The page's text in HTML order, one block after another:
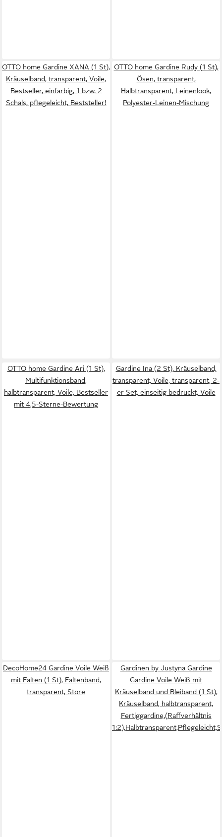
OTTO home Gardine XANA (1 St),
Kräuselband, transparent, Voile,
Bestseller, einfarbig, 1 bzw. 2
Schals, pflegeleicht, Beststeller!
OTTO home Gardine Rudy (1 St),
Ösen, transparent,
Halbtransparent, Leinenlook,
Polyester-Leinen-Mischung
OTTO home Gardine Ari (1 St),
Multifunktionsband,
halbtransparent, Voile, Bestseller
mit 4,5-Sterne-Bewertung
Gardine Ina (2 St), Kräuselband,
transparent, Voile, transparent, 2-
er Set, einseitig bedruckt, Voile
DecoHome24 Gardine Voile Weiß
mit Falten (1 St), Faltenband,
transparent, Store
Gardinen by Justyna Gardine
Gardine Voile Weiß mit
Kräuselband und Bleiband (1 St),
Kräuselband, halbtransparent,
Fertiggardine,(Raffverhältnis